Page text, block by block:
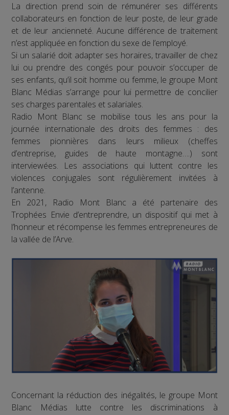
La direction prend soin de rémunérer ses différents
collaborateurs en fonction de leur poste, de leur grade
et de leur ancienneté. Aucune différence de traitement
n’est appliquée en fonction du sexe de l’employé.
Si un salarié doit adapter ses horaires, travailler de chez
lui ou prendre des congés pour pouvoir s’occuper de
ses enfants, qu’il soit homme ou femme, le groupe Mont
Blanc Médias s’arrange pour lui permettre de concilier
ses charges parentales et salariales.
Radio Mont Blanc se mobilise tous les ans pour la
journée internationale des droits des femmes : des
femmes pionnières dans leurs milieux (cheffes
d’entreprise, guides de haute montagne….) sont
interviewées. Les associations qui luttent contre les
violences conjugales sont régulièrement invitées à
l’antenne.
En 2021, Radio Mont Blanc a été partenaire des
Trophées Envie d’entreprendre, un dispositif qui met à
l’honneur et récompense les femmes entrepreneures de
la vallée de l’Arve.
Concernant la réduction des inégalités, le groupe Mont
Blanc Médias lutte contre les discriminations à